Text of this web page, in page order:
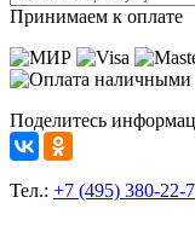
Принимаем к оплате
Поделитесь
Тел.: +7 (495) 380-22-